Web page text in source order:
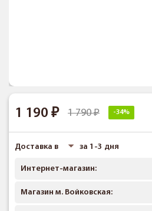
1 190 1 790 -34%
Доставка в за 1-3 дня
Интернет-магазин:
Магазин м. Войковская: